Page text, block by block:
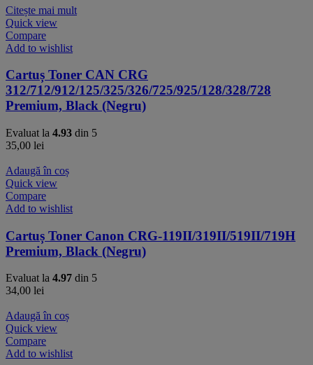
Citește mai mult
Quick view
Compare
Add to wishlist
Cartuș Toner CAN CRG
312/712/912/125/325/326/725/925/128/328/728
Premium, Black (Negru)
Evaluat la 4.93 din 5
35,00 lei
Adaugă în coș
Quick view
Compare
Add to wishlist
Cartuș Toner Canon CRG-119II/319II/519II/719H
Premium, Black (Negru)
Evaluat la 4.97 din 5
34,00 lei
Adaugă în coș
Quick view
Compare
Add to wishlist